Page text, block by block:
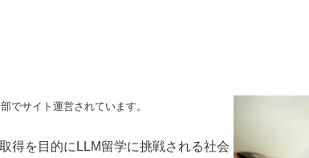
でサイト運営されています。
得を目的にLLM留学に挑戦される社会